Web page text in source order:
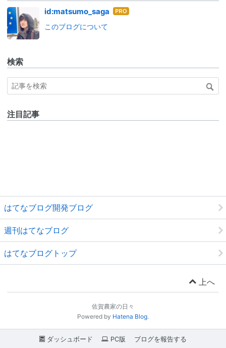
id:matsumo_saga はて
このブログについて
検索
注目記事
はてなブログ開発ブログ
週刊はてなブログ
はてなブログトップ
上へ
佐賀農家の日々
Powered by Hatena Blog.
ダッシュボード PC版 ブログを報告する